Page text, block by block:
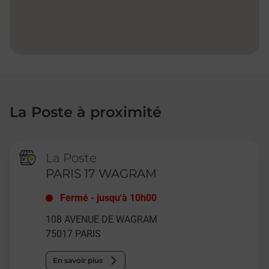
La Poste à proximité
La Poste
PARIS 17 WAGRAM
Fermé - jusqu'à 10h00
108 AVENUE DE WAGRAM
75017 PARIS
En savoir plus